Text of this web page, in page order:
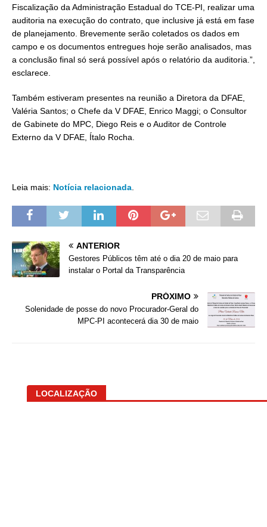
Fiscalização da Administração Estadual do TCE-PI, realizar uma
auditoria na execução do contrato, que inclusive já está em fase
de planejamento. Brevemente serão coletados os dados em
campo e os documentos entregues hoje serão analisados, mas
a conclusão final só será possível após o relatório da auditoria.”,
esclarece.
Também estiveram presentes na reunião a Diretora da DFAE,
Valéria Santos; o Chefe da V DFAE, Enrico Maggi; o Consultor
de Gabinete do MPC, Diego Reis e o Auditor de Controle
Externo da V DFAE, Ítalo Rocha.
Leia mais: Notícia relacionada
ANTERIOR
Gestores Públicos têm até o dia 20 de maio para
instalar o Portal da Transparência
PRÓXIMO
Solenidade de posse do novo Procurador-Geral do
MPC-PI acontecerá dia 30 de maio
LOCALIZAÇÃO